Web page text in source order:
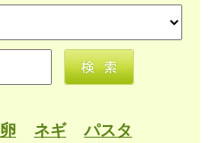
卵 ネギ パスタ